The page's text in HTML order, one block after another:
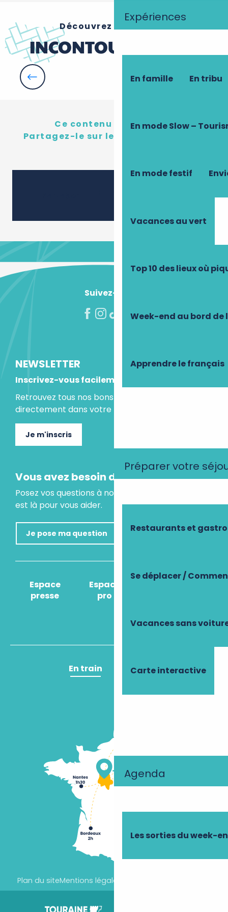
Expériences
En famille En tribu
En mode Slow –
En mode festif
Vacances au vert
Top 10 des lieux où
Week-end au bord de
Apprendre le français
Préparer votre
Restaurants et
Se déplacer /
Vacances sans
Carte interactive
Agenda
Les sorties du week-
Découvrez nos autres
INCONTOURNABLES
Les plaisirs de la table
Ce contenu vous a plu ?
Partagez-le sur les réseau sociaux !
Suivez-nous !
NEWSLETTER
Inscrivez-vous facilement
Retrouvez tous nos bons plans et idées séjours
directement dans votre boite mail.
Je m'inscris
Vous avez besoin d'un conseil ?
Posez vos questions à notre assistant virtuel, il
est là pour vous aider.
Je pose ma question
Espace
presse
Espace
pro
Comment venir
En train En avion
Plan du siteMentions légales